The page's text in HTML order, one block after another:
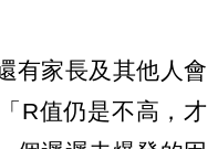
有家長及其他人會
R值仍是不高，才